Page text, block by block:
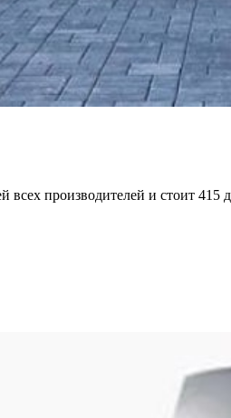
всех производителей и стоит 415